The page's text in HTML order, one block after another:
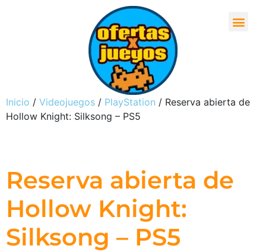
Inicio / Videojuegos / PlayStation / Reserva abierta de
Hollow Knight: Silksong – PS5
Reserva abierta de
Hollow Knight:
Silksong – PS5